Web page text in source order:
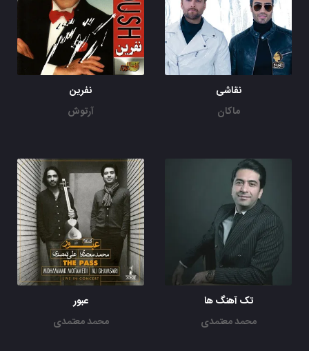
نقاشی
ماکان
نفرین
آرتوش
تک آهنگ ها
محمد معتمدی
عبور
محمد معتمدی